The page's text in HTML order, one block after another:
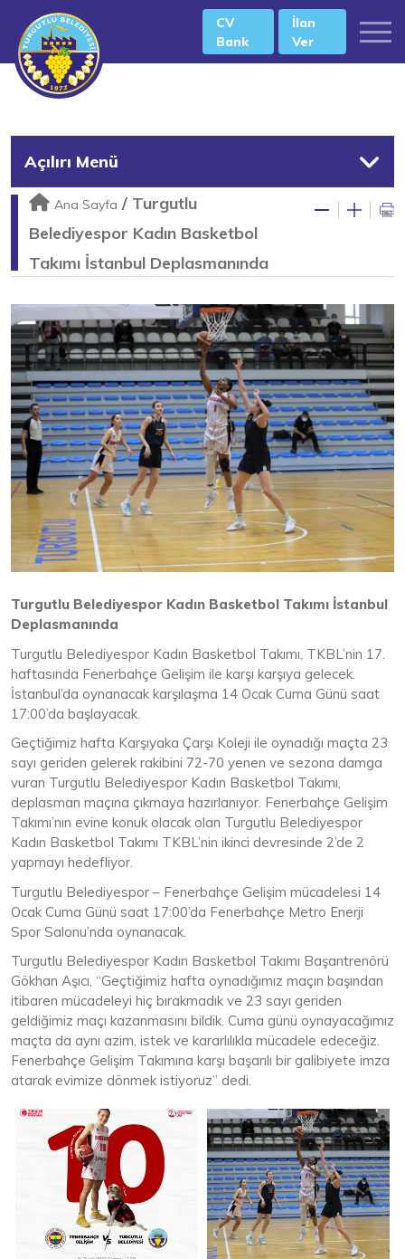
CV
Bank
İlan
Ver
Açılırı Menü
Ana Sayfa / Turgutlu
Belediyespor Kadın Basketbol
Takımı İstanbul Deplasmanında
Turgutlu Belediyespor Kadın Basketbol Takımı İstanbul
Deplasmanında
Turgutlu Belediyespor Kadın Basketbol Takımı, TKBL’nin 17.
haftasında Fenerbahçe Gelişim ile karşı karşıya gelecek.
İstanbul’da oynanacak karşılaşma 14 Ocak Cuma Günü saat
17:00’da başlayacak.
Geçtiğimiz hafta Karşıyaka Çarşı Koleji ile oynadığı maçta 23
sayı geriden gelerek rakibini 72-70 yenen ve sezona damga
vuran Turgutlu Belediyespor Kadın Basketbol Takımı,
deplasman maçına çıkmaya hazırlanıyor. Fenerbahçe Gelişim
Takımı’nın evine konuk olacak olan Turgutlu Belediyespor
Kadın Basketbol Takımı TKBL’nin ikinci devresinde 2’de 2
yapmayı hedefliyor.
Turgutlu Belediyespor – Fenerbahçe Gelişim mücadelesi 14
Ocak Cuma Günü saat 17:00’da Fenerbahçe Metro Enerji
Spor Salonu’nda oynanacak.
Turgutlu Belediyespor Kadın Basketbol Takımı Başantrenörü
Gökhan Aşıcı, “Geçtiğimiz hafta oynadığımız maçın başından
itibaren mücadeleyi hiç bırakmadık ve 23 sayı geriden
geldiğimiz maçı kazanmasını bildik. Cuma günü oynayacağımız
maçta da aynı azim, istek ve kararlılıkla mücadele edeceğiz.
Fenerbahçe Gelişim Takımına karşı başarılı bir galibiyete imza
atarak evimize dönmek istiyoruz” dedi.